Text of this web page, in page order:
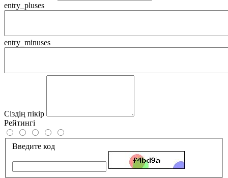
entry_pluses
entry_minuses
Сіздің пікір
Рейтингі
Введите код